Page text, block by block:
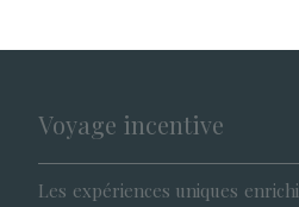
Voyage incentive
Les expériences uniques